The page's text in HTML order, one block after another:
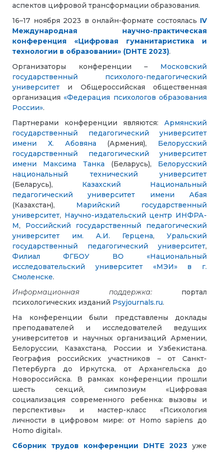
аспектов цифровой трансформации образования.
16–17 ноября 2023 в онлайн-формате состоялась IV
Международная научно-практическая
конференция «Цифровая гуманитаристика и
технологии в образовании» (DHTE 2023).
Организаторы конференции – Московский
государственный психолого-педагогический
университет и Общероссийская общественная
организация«Федерация психологов образования
России».
Партнерами конференции являются: Армянский
государственный педагогический университет
имени Х. Абовяна (Армения), Белорусский
государственный педагогический университет
имени Максима Танка (Беларусь), Белорусский
национальный технический университет
(Беларусь), Казахский Национальный
педагогический университет имени Абая
(Казахстан), Марийский государственный
университет, Научно-издательский центр ИНФРА-
М, Российский государственный педагогический
университет им. А.И. Герцена, Уральский
государственный педагогический университет,
Филиал ФГБОУ ВО «Национальный
исследовательский университет «МЭИ» в г.
Смоленске.
Информационная поддержка: портал
психологических изданий Psyjournals.ru.
На конференции были представлены доклады
преподавателей и исследователей ведущих
университетов и научных организаций Армении,
Белоруссии, Казахстана, России и Узбекистана.
География российских участников – от Санкт-
Петербурга до Иркутска, от Архангельска до
Новороссийска. В рамках конференции прошли
шесть секций, симпозиум «Цифровая
социализация современного ребенка: вызовы и
перспективы» и мастер-класс «Психология
личности в цифровом мире: от Homo sapiens до
Нomо digital».
Сборник трудов конференции DHTE 2023 уже